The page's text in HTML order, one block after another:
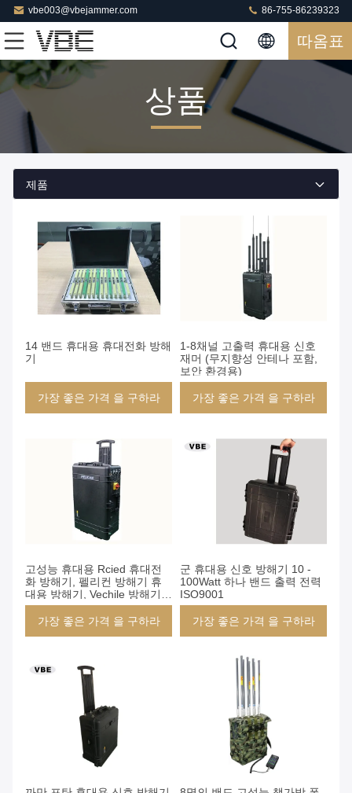
vbe003@vbejammer.com 86-755-86239323
따옴표
상품
제품
14 밴드 휴대용 휴대전화 방해
기
가장 좋은 가격 을 구하라
1-8채널 고출력 휴대용 신호
재머 (무지향성 안테나 포함,
보안 환경용)
가장 좋은 가격 을 구하라
고성능 휴대용 Rcied 휴대전
화 방해기, 펠리컨 방해기 휴
대용 방해기, Vechile 방해기
폭탄 방해기
가장 좋은 가격 을 구하라
군 휴대용 신호 방해기 10 -
100Watt 하나 밴드 출력 전력
ISO9001
가장 좋은 가격 을 구하라